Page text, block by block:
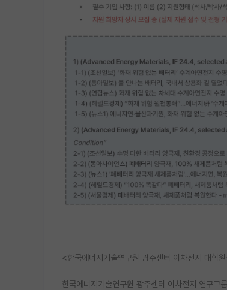
<한국에너지기술연구원 광주센터 이차전지 대학
한국에너지기술연구원 광주센터 이차전지 연구